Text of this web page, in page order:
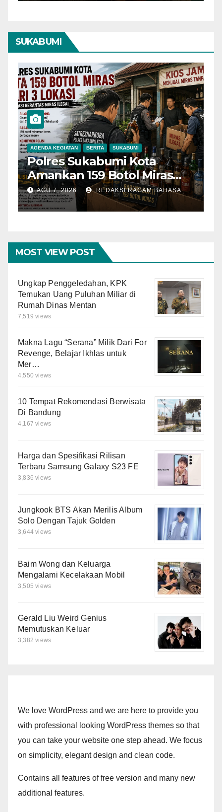
SUKABUMI
AGENDA KEGIATAN BERITA SUKABUMI
Polres Sukabumi Kota
Amankan 159 Botol Miras
Ilegal dari Tiga Lokasi dalam
Operasi Penyakit
AGU 7, 2026 REDAKSI RAGAM BAHASA
MOST VIEW POST
Ungkap Penggeledahan, KPK
Temukan Uang Puluhan Miliar di
Rumah Dinas Mentan
7,519 views
Makna Lagu “Serana” Milik Dari For
Revenge, Belajar Ikhlas untuk
Mer…
4,550 views
10 Tempat Rekomendasi Berwisata
Di Bandung
4,167 views
Harga dan Spesifikasi Rilisan
Terbaru Samsung Galaxy S23 FE
3,836 views
Jungkook BTS Akan Merilis Album
Solo Dengan Tajuk Golden
3,644 views
Baim Wong dan Keluarga
Mengalami Kecelakaan Mobil
3,505 views
Gerald Liu Weird Genius
Memutuskan Keluar
3,382 views
We love WordPress and we are here to provide you
with professional looking WordPress themes so that
you can take your website one step ahead. We focus
on simplicity, elegant design and clean code.
Contains all features of free version and many new
additional features.